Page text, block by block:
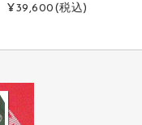
¥39,600 (税込)